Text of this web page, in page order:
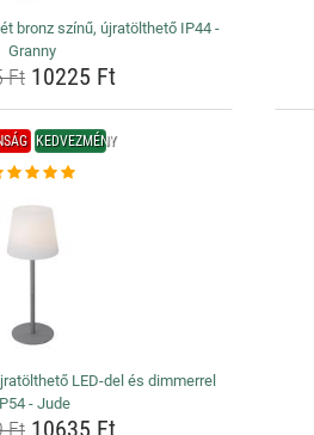
bronz színű, újratölthető IP44 -
Granny
Ft10225 Ft
KEDVEZMÉNY
LED-del és dimmerrel
- Jude
Ft10635 Ft